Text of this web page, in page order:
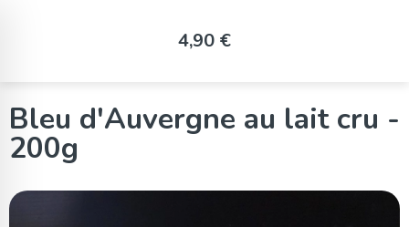
Bleu d'Auvergne au lait cru -
200g
4,90 €